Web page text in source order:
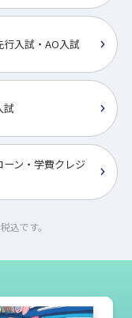
行入試・AO入試
試
ーン・学費クレジ
込です。